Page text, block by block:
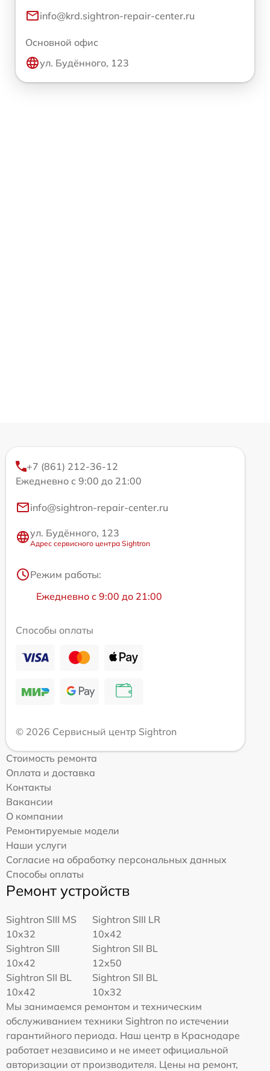
info@krd.sightron-repair-center.ru
Основной офис
ул. Будённого, 123
+7 (861) 212-36-12
Ежедневно с 9:00 до 21:00
info@sightron-repair-center.ru
ул. Будённого, 123
Адрес сервисного центра Sightron
Режим работы:
Ежедневно с 9:00 до 21:00
Способы оплаты
© 2026 Сервисный центр Sightron
Стоимость ремонта
Оплата и доставка
Контакты
Вакансии
О компании
Ремонтируемые модели
Наши услуги
Согласие на обработку персональных данных
Способы оплаты
Ремонт устройств
Sightron SIII MS
10x32
Sightron SIII LR
10x42
Sightron SIII
10x42
Sightron SII BL
12x50
Sightron SII BL
10x42
Sightron SII BL
10x32
Мы занимаемся ремонтом и техническим
обслуживанием техники Sightron по истечении
гарантийного периода. Наш центр в Краснодаре
работает независимо и не имеет официальной
авторизации от производителя. Цены на ремонт,